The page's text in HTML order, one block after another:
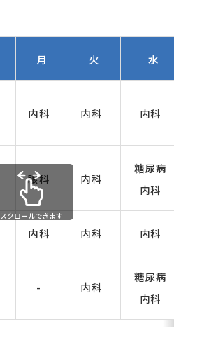
月 火 水
内科 内科 内科
眼科 内科
糖尿病
内科
内科 内科 内科
- 内科
糖尿病
内科
スクロールできます